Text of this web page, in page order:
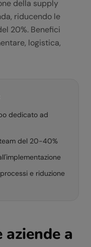
della supply
riducendo le
20%. Benefici
logistica,
dedicato ad
del 20-40%
e riduzione
a